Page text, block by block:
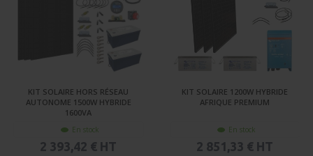
KIT SOLAIRE HORS RÉSEAU
AUTONOME 1500W HYBRIDE
1600VA
En stock
2 393,42 € HT
KIT SOLAIRE 1200W HYBRIDE
AFRIQUE PREMIUM
En stock
2 851,33 € HT